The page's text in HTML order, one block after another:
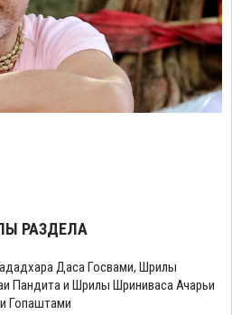
РАЗДЕЛА
Даса Госвами, Шрилы
Пандита и Шрилы Шриниваса Ачарьи
Гопаштами